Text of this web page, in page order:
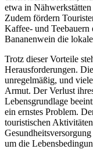
etwa in
Zudem fördern
Kaffee- und
Bananenwein die
Trotz dieser Vorteile
Herausforderungen.
unregelmäßig, und
Armut. Der Verlust
Lebensgrundlage
ein ernstes Problem.
touristischen
um die